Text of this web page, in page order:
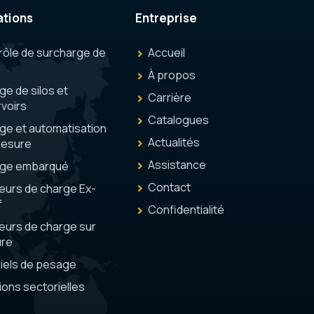
de surcharge de
de silos et
et automatisation
embarqué
de charge Ex-
de charge sur
de pesage
sectorielles
Entreprise
Accueil
À propos
Carrière
Catalogues
Actualités
Assistance
Contact
Confidentialité